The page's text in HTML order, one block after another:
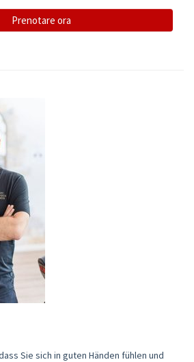
Prenotare ora
Sie sich in guten Händen fühlen und